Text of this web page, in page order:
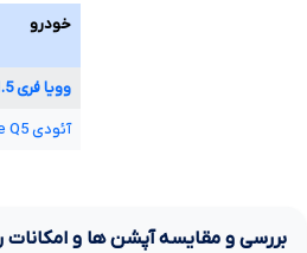
خودرو
وویا فری
آئودیQ5
بررسی و مقایسه آپشن ها و امکانات